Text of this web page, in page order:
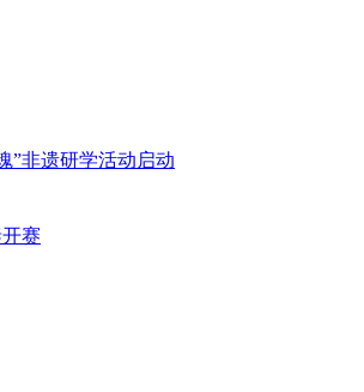
”非遗研学活动启动
赛